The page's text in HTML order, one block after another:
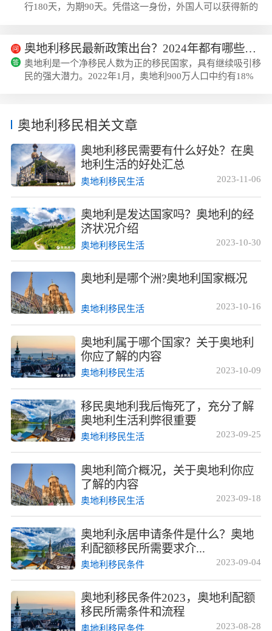
行180天，为期90天。凭借这一身份，外国人可以获得新的
奥地利移民最新政策出台？2024年都有哪些变化？
奥地利是一个净移民人数为正的移民国家，具有继续吸引移
民的强大潜力。2022年1月，奥地利900万人口中约有18%
奥地利移民相关文章
奥地利移民需要有什么好处？在奥
地利生活的好处汇总
2023-11-06
奥地利移民生活
奥地利是发达国家吗？奥地利的经
济状况介绍
2023-10-30
奥地利移民生活
奥地利是哪个洲?奥地利国家概况
2023-10-16
奥地利移民生活
奥地利属于哪个国家？关于奥地利
你应了解的内容
2023-10-09
奥地利移民生活
移民奥地利我后悔死了，充分了解
奥地利生活利弊很重要
2023-09-25
奥地利移民生活
奥地利简介概况，关于奥地利你应
了解的内容
2023-09-18
奥地利移民生活
奥地利永居申请条件是什么？奥地
利配额移民所需要求介...
2023-09-04
奥地利移民条件
奥地利移民条件2023，奥地利配额
移民所需条件和流程
2023-08-28
奥地利移民条件